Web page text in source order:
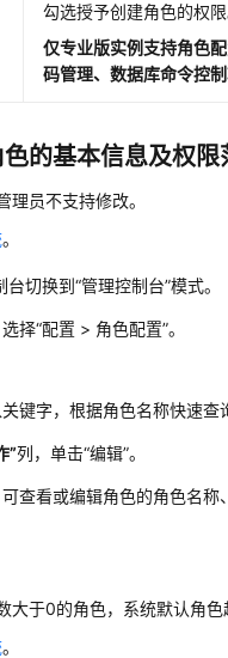
勾选授予创建角色的权限
仅专业版实例支持角色
码管理、数据库命令控制
的基本信息及权限
理员不支持修改。
。
台切换到“管理控制台”模式。
择“配置 > 角色配置”。
键字，根据角色名称快速查
”列，单击“编辑”。
查看或编辑角色的角色名称
大于0的角色，系统默认角色
。